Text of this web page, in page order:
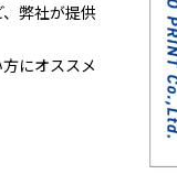
弊社が提供
にオススメ